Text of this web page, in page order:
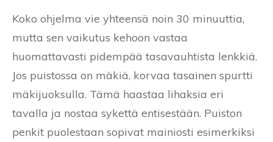
Koko ohjelma vie yhteensä noin 30 minuuttia,
mutta sen vaikutus kehoon vastaa
huomattavasti pidempää tasavauhtista lenkkiä.
Jos puistossa on mäkiä, korvaa tasainen spurtti
mäkijuoksulla. Tämä haastaa lihaksia eri
tavalla ja nostaa sykettä entisestään. Puiston
penkit puolestaan sopivat mainiosti esimerkiksi